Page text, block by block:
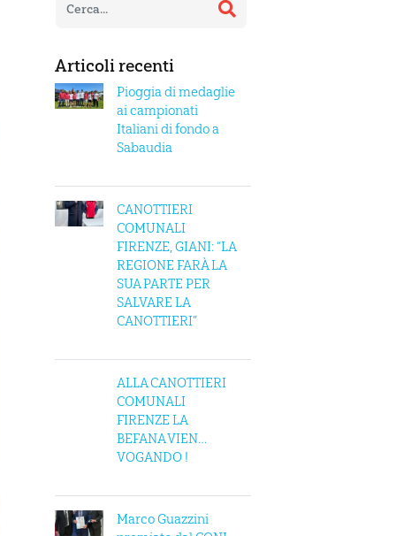
Articoli recenti
Pioggia di medaglie
ai campionati
Italiani di fondo a
Sabaudia
CANOTTIERI
COMUNALI
FIRENZE, GIANI: “LA
REGIONE FARÀ LA
SUA PARTE PER
SALVARE LA
CANOTTIERI”
ALLA CANOTTIERI
COMUNALI
FIRENZE LA
BEFANA VIEN…
VOGANDO !
Marco Guazzini